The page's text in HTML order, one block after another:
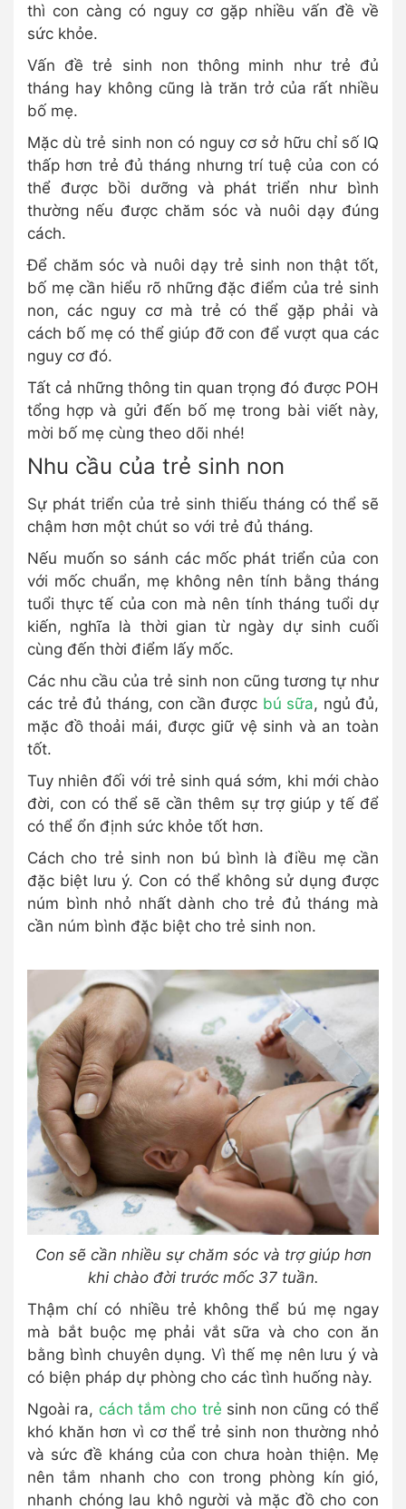
thì con càng có nguy cơ gặp nhiều vấn đề về
sức khỏe.
Vấn đề trẻ sinh non thông minh như trẻ đủ
tháng hay không cũng là trăn trở của rất nhiều
bố mẹ.
Mặc dù trẻ sinh non có nguy cơ sở hữu chỉ số IQ
thấp hơn trẻ đủ tháng nhưng trí tuệ của con có
thể được bồi dưỡng và phát triển như bình
thường nếu được chăm sóc và nuôi dạy đúng
cách.
Để chăm sóc và nuôi dạy trẻ sinh non thật tốt,
bố mẹ cần hiểu rõ những đặc điểm của trẻ sinh
non, các nguy cơ mà trẻ có thể gặp phải và
cách bố mẹ có thể giúp đỡ con để vượt qua các
nguy cơ đó.
Tất cả những thông tin quan trọng đó được POH
tổng hợp và gửi đến bố mẹ trong bài viết này,
mời bố mẹ cùng theo dõi nhé!
Nhu cầu của trẻ sinh non
Sự phát triển của trẻ sinh thiếu tháng có thể sẽ
chậm hơn một chút so với trẻ đủ tháng.
Nếu muốn so sánh các mốc phát triển của con
với mốc chuẩn, mẹ không nên tính bằng tháng
tuổi thực tế của con mà nên tính tháng tuổi dự
kiến, nghĩa là thời gian từ ngày dự sinh cuối
cùng đến thời điểm lấy mốc.
Các nhu cầu của trẻ sinh non cũng tương tự như
các trẻ đủ tháng, con cần được bú sữa, ngủ đủ,
mặc đồ thoải mái, được giữ vệ sinh và an toàn
tốt.
Tuy nhiên đối với trẻ sinh quá sớm, khi mới chào
đời, con có thể sẽ cần thêm sự trợ giúp y tế để
có thể ổn định sức khỏe tốt hơn.
Cách cho trẻ sinh non bú bình là điều mẹ cần
đặc biệt lưu ý. Con có thể không sử dụng được
núm bình nhỏ nhất dành cho trẻ đủ tháng mà
cần núm bình đặc biệt cho trẻ sinh non.
Con sẽ cần nhiều sự chăm sóc và trợ giúp hơn
khi chào đời trước mốc 37 tuần.
Thậm chí có nhiều trẻ không thể bú mẹ ngay
mà bắt buộc mẹ phải vắt sữa và cho con ăn
bằng bình chuyên dụng. Vì thế mẹ nên lưu ý và
có biện pháp dự phòng cho các tình huống này.
Ngoài ra, cách tắm cho trẻ sinh non cũng có thể
khó khăn hơn vì cơ thể trẻ sinh non thường nhỏ
và sức đề kháng của con chưa hoàn thiện. Mẹ
nên tắm nhanh cho con trong phòng kín gió,
nhanh chóng lau khô người và mặc đồ cho con